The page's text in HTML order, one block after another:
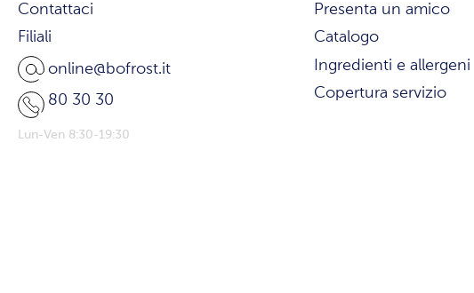
Contattaci
Filiali
online@bofrost.it
80 30 30
Lun-Ven 8:30-19:30
Presenta un amico
Catalogo
Ingredienti e allergeni
Copertura servizio